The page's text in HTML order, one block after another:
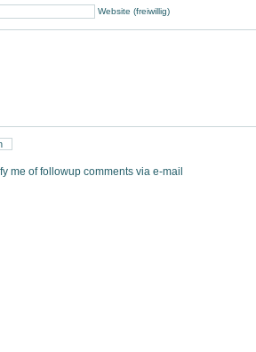
Website (freiwillig)
me of followup comments via e-mail